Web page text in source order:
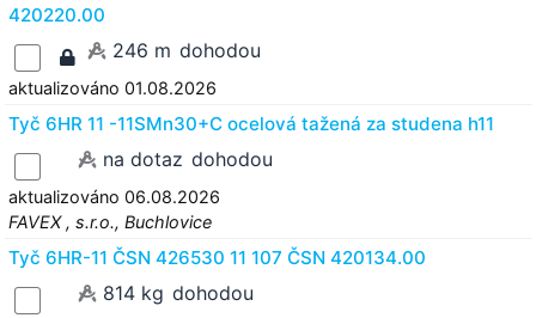
420220.00
246 m dohodou
aktualizováno 01.08.2026
Tyč 6HR 11 -11SMn30+C ocelová tažená za studena h11
na dotaz dohodou
aktualizováno 06.08.2026
FAVEX , s.r.o., Buchlovice
Tyč 6HR-11 ČSN 426530 11 107 ČSN 420134.00
814 kg dohodou